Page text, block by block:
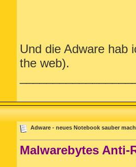
Und die Adware hab
the web).
Adware - neues Notebook sauber
Malwarebytes Anti-